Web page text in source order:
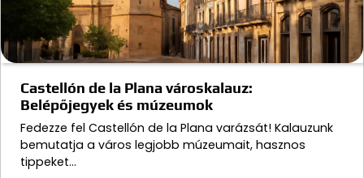
Castellón de la Plana városkalauz:
Belépőjegyek és múzeumok
Fedezze fel Castellón de la Plana varázsát! Kalauzunk
bemutatja a város legjobb múzeumait, hasznos
tippeket…